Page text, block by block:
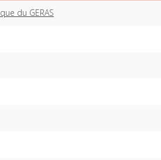
du GERAS